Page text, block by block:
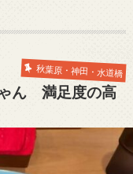
秋葉原・神田・水道橋
ん 満足度の高